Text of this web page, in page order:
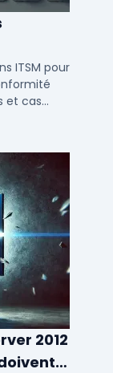
ITSM pour
et cas
2012